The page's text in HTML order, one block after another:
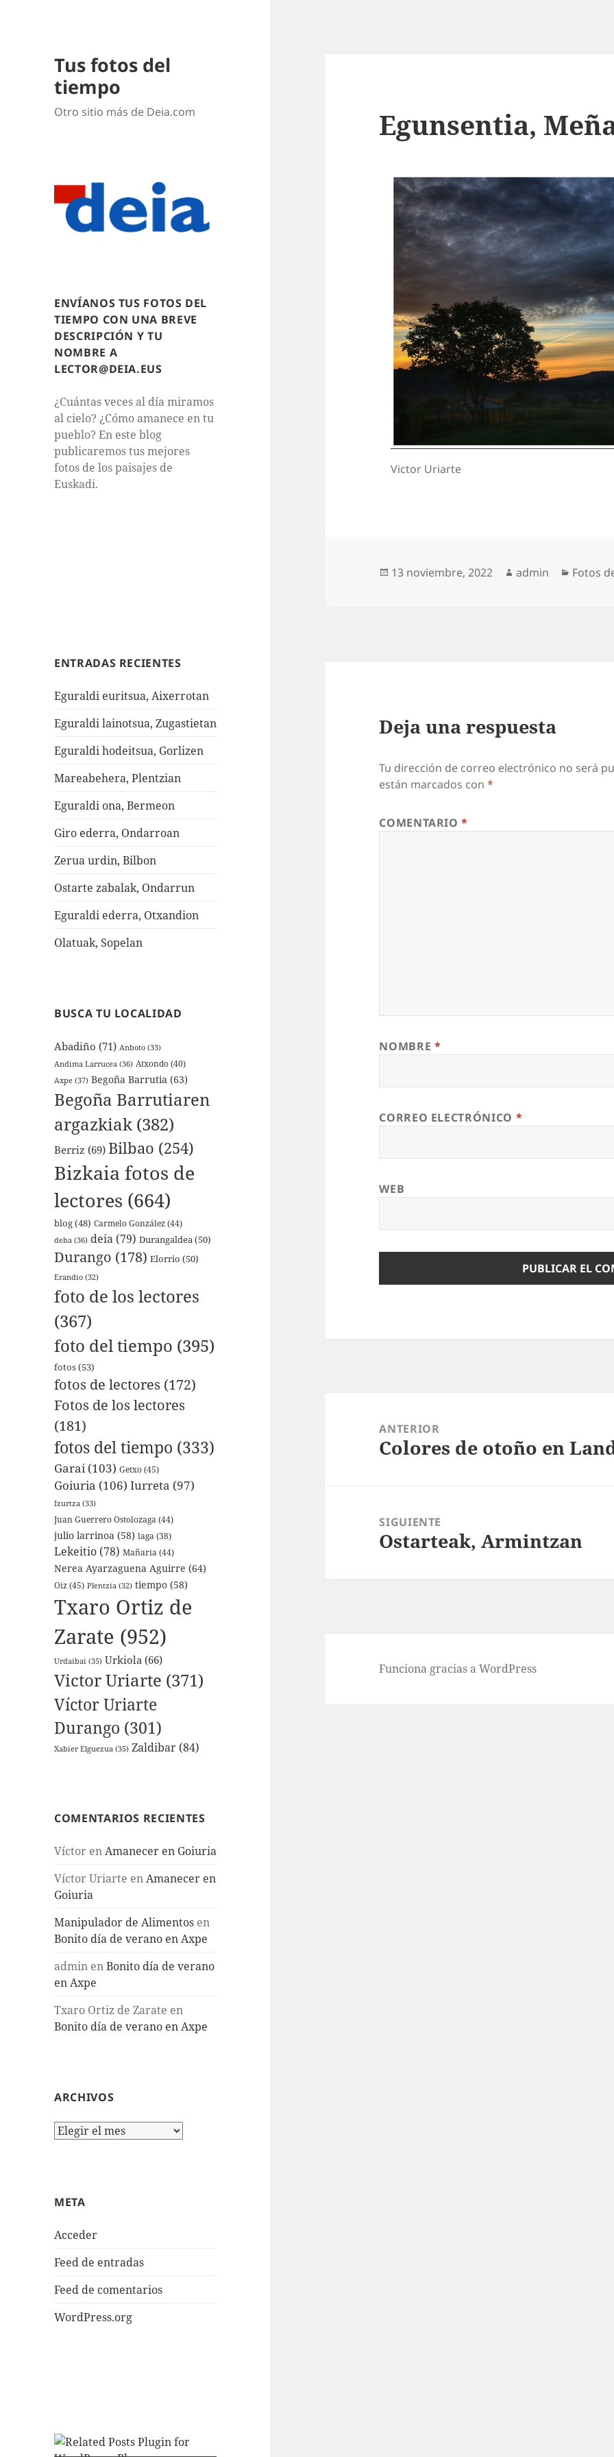
Tus fotos del
tiempo
Otro sitio más de Deia.com
ENVÍANOS TUS FOTOS DEL
TIEMPO CON UNA BREVE
DESCRIPCIÓN Y TU
NOMBRE A
LECTOR@DEIA.EUS
¿Cuántas veces al día miramos
al cielo? ¿Cómo amanece en tu
pueblo? En este blog
publicaremos tus mejores
fotos de los paisajes de
Euskadi.
ENTRADAS RECIENTES
Eguraldi euritsua, Aixerrotan
Eguraldi lainotsua, Zugastietan
Eguraldi hodeitsua, Gorlizen
Mareabehera, Plentzian
Eguraldi ona, Bermeon
Giro ederra, Ondarroan
Zerua urdin, Bilbon
Ostarte zabalak, Ondarrun
Eguraldi ederra, Otxandion
Olatuak, Sopelan
BUSCA TU LOCALIDAD
Abadiño (71) Anboto (33)
Andima Larrucea (36) Atxondo(40)
Axpe (37) Begoña Barrutia (63)
Begoña Barrutiaren
argazkiak (382)
Berriz (69) Bilbao (254)
Bizkaia fotos de
lectores (664)
blog(48) Carmelo González(44)
deba (36) deia (79) Durangaldea(50)
Durango (178) Elorrio (50)
Erandio (32)
foto de los lectores
(367)
foto del tiempo (395)
fotos(53)
fotos de lectores (172)
Fotos de los lectores
(181)
fotos del tiempo (333)
Garai(103) Getxo(45)
Goiuria (106) Iurreta (97)
Izurtza (33)
Juan Guerrero Ostolozaga(44)
julio larrinoa (58) laga (38)
Lekeitio (78) Mañaria(44)
Nerea Ayarzaguena Aguirre (64)
Oiz(45) Plentzia (32) tiempo (58)
Txaro Ortiz de
Zarate (952)
Urdaibai (35) Urkiola (66)
Victor Uriarte (371)
Víctor Uriarte
Durango (301)
Xabier Elguezua (35) Zaldibar (84)
COMENTARIOS RECIENTES
Víctor enAmanecer en Goiuria
Víctor Uriarte enAmanecer en
Goiuria
Manipulador de Alimentos en
Bonito día de verano en Axpe
admin enBonito día de verano
en Axpe
Txaro Ortiz de Zarate en
Bonito día de verano en Axpe
ARCHIVOS
Archivos
META
Acceder
Feed de entradas
Feed de comentarios
WordPress.org
Egunsentia,
Victor Uriarte
Publicado
13 noviembre, 2022 Autor
admin Fotos
Deja una respuesta
Tu dirección de correo electrónico no será
están marcados con*
COMENTARIO*
NOMBRE *
CORREO ELECTRÓNICO *
WEB
entradas
ANTERIOR
Entrada
Colores de otoño en
SIGUIENTE
Entrada
Ostarteak, Armintzan
Funciona gracias a WordPress